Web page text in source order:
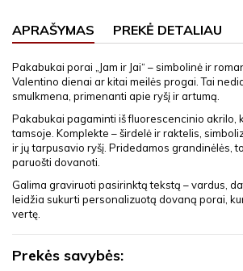
APRAŠYMAS PREKĖ DETALIAU
Pakabukai porai „Jam ir Jai“ – simbolinė ir
Valentino dienai ar kitai meilės progai. Tai
smulkmena, primenanti apie ryšį ir artumą.
Pakabukai pagaminti iš fluorescencinio akrilo,
tamsoje. Komplekte – širdelė ir raktelis,
ir jų tarpusavio ryšį. Pridedamos grandinėlės,
paruošti dovanoti.
Galima graviruoti pasirinktą tekstą – vardus,
leidžia sukurti personalizuotą dovaną porai,
vertę.
Prekės savybės: